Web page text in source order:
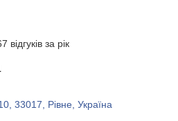
за рік
33017, Рівне, Україна